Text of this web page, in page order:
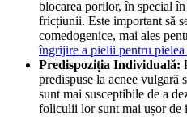
blocarea porilor, în special
fricțiunii. Este important să
comedogenice, mai ales
îngrijire a pielii pentru pielea
Predispoziția Individuală:
predispuse la acnee vulgară
sunt mai susceptibile de a
foliculii lor sunt mai ușor de